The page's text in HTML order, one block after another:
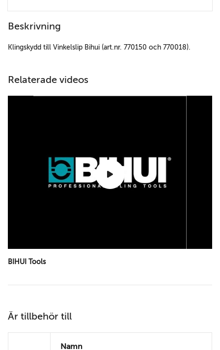
Beskrivning
Klingskydd till Vinkelslip Bihui (art.nr. 770150 och 770018).
Relaterade videos
BIHUI Tools
Är tillbehör till
Namn